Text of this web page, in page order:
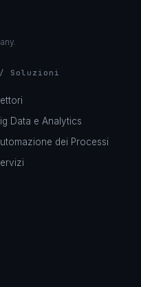
Soluzioni
Data e Analytics
dei Processi